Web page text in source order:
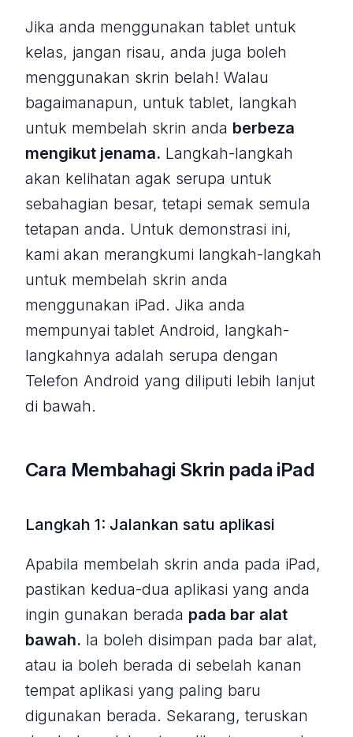
Jika anda menggunakan tablet untuk
kelas, jangan risau, anda juga boleh
menggunakan skrin belah! Walau
bagaimanapun, untuk tablet, langkah
untuk membelah skrin anda berbeza
mengikut jenama. Langkah-langkah
akan kelihatan agak serupa untuk
sebahagian besar, tetapi semak semula
tetapan anda. Untuk demonstrasi ini,
kami akan merangkumi langkah-langkah
untuk membelah skrin anda
menggunakan iPad. Jika anda
mempunyai tablet Android, langkah-
langkahnya adalah serupa dengan
Telefon Android yang diliputi lebih lanjut
di bawah.
Cara Membahagi Skrin pada iPad
Langkah 1: Jalankan satu aplikasi
Apabila membelah skrin anda pada iPad,
pastikan kedua-dua aplikasi yang anda
ingin gunakan berada pada bar alat
bawah. Ia boleh disimpan pada bar alat,
atau ia boleh berada di sebelah kanan
tempat aplikasi yang paling baru
digunakan berada. Sekarang, teruskan